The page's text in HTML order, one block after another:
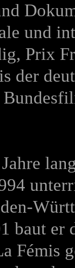
und
Prix
der
baut er
Fémis